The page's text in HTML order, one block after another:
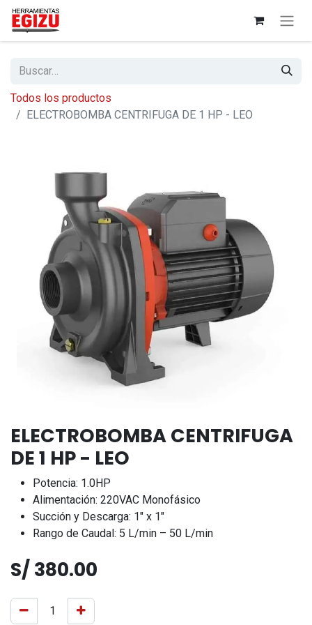
Todos los productos
ELECTROBOMBA CENTRIFUGA DE 1 HP - LEO
ELECTROBOMBA CENTRIFUGA
DE 1 HP - LEO
Potencia: 1.0HP
Alimentación: 220VAC Monofásico
Succión y Descarga: 1″ x 1″
Rango de Caudal: 5 L/min – 50 L/min
S/380.00